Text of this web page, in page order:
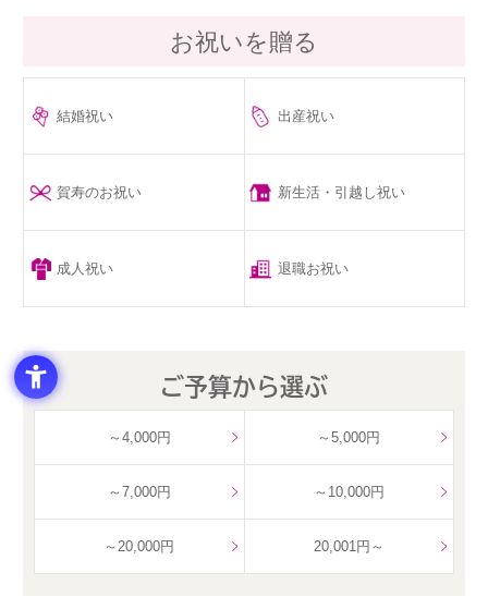
お祝いを贈る
結婚祝い 出産祝い
賀寿のお祝い 新生活・引越し祝い
成人祝い 退職お祝い
ご予算から選ぶ
～4,000円 ～5,000円
～7,000円 ～10,000円
～20,000円 20,001円～